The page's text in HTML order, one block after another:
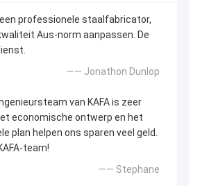
een professionele staalfabricator,
Aus-norm aanpassen. De
—— Jonathon Dunlop
van KAFA is zeer
economische ontwerp en het
plan helpen ons sparen veel geld.
team!
—— Stephane